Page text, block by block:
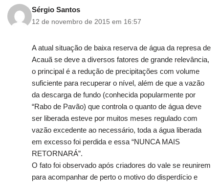
Sérgio Santos
12 de novembro de 2015 em 16:57
A atual situação de baixa reserva de água da represa de
Acauã se deve a diversos fatores de grande relevância,
o principal é a redução de precipitações com volume
suficiente para recuperar o nível, além de que a vazão
da descarga de fundo (conhecida popularmente por
“Rabo de Pavão) que controla o quanto de água deve
ser liberada esteve por muitos meses regulado com
vazão excedente ao necessário, toda a água liberada
em excesso foi perdida e essa “NUNCA MAIS
RETORNARÁ”.
O fato foi observado após criadores do vale se reunirem
para acompanhar de perto o motivo do disperdício e